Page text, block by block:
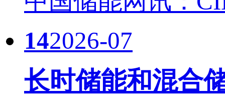
142026-07
长时储能和混合